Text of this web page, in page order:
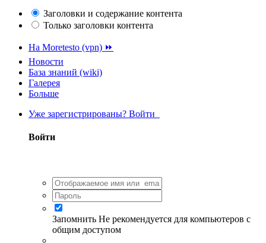
Заголовки и содержание контента
Только заголовки контента
На Moretesto (vpn) ⏩
Новости
База знаний (wiki)
Галерея
Больше
Уже зарегистрированы? Войти
Войти
Запомнить Не рекомендуется для компьютеров с
общим доступом